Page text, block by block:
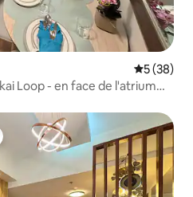
Note
5 (38)
Loop - en face de l'atrium